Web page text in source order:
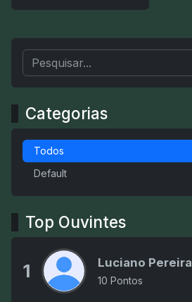
Categorias
Todos
Default
Top Ouvintes
1 Luciano Pereira
10 Pontos